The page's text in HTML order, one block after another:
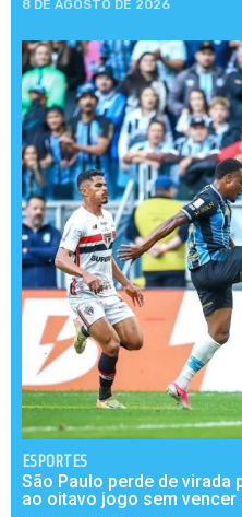
8 DE AGOSTO DE 2026
ESPORTES
São Paulo perde de virada
ao oitavo jogo sem vencer